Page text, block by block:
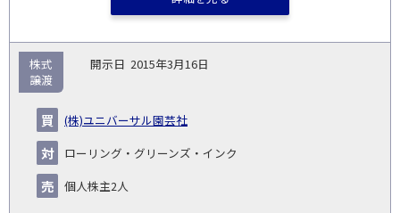
2015年3月16日
(株)ユニバーサル園芸社
ローリング・グリーンズ・インク
個人株主2人
株式
譲渡